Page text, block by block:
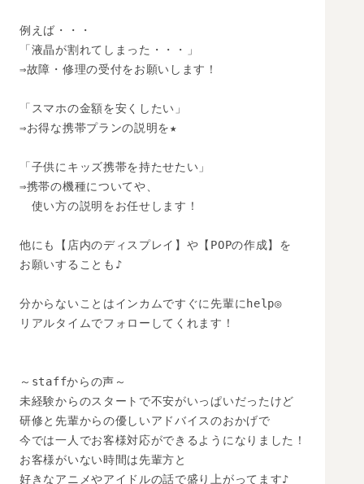
例えば・・・
「液晶が割れてしまった・・・」
⇒故障・修理の受付をお願いします！
「スマホの金額を安くしたい」
⇒お得な携帯プランの説明を★
「子供にキッズ携帯を持たせたい」
⇒携帯の機種についてや、
使い方の説明をお任せします！
他にも【店内のディスプレイ】や【POPの作成】を
お願いすることも♪
分からないことはインカムですぐに先輩にhelp◎
リアルタイムでフォローしてくれます！
～staffからの声～
未経験からのスタートで不安がいっぱいだったけど
研修と先輩からの優しいアドバイスのおかげで
今では一人でお客様対応ができるようになりました！
お客様がいない時間は先輩方と
好きなアニメやアイドルの話で盛り上がってます♪